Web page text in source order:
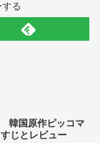
る
韓国原作ピッコマ
じとレビュー